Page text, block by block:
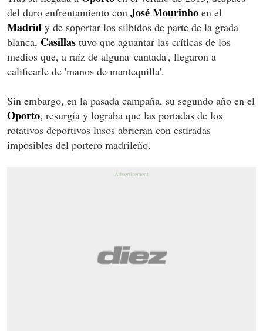
del duro enfrentamiento con José Mourinho en el
Madrid y de soportar los silbidos de parte de la grada
blanca, Casillas tuvo que aguantar las críticas de los
medios que, a raíz de alguna 'cantada', llegaron a
calificarle de 'manos de mantequilla'.
Sin embargo, en la pasada campaña, su segundo año en el
Oporto, resurgía y lograba que las portadas de los
rotativos deportivos lusos abrieran con estiradas
imposibles del portero madrileño.